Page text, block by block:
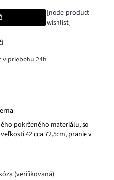
[node-product-
wishlist]
priebehu 24h
pokrčeného materiálu, so
42 cca 72,5cm, pranie v
(verifikovaná)